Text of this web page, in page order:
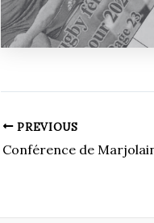
PREVIOUS